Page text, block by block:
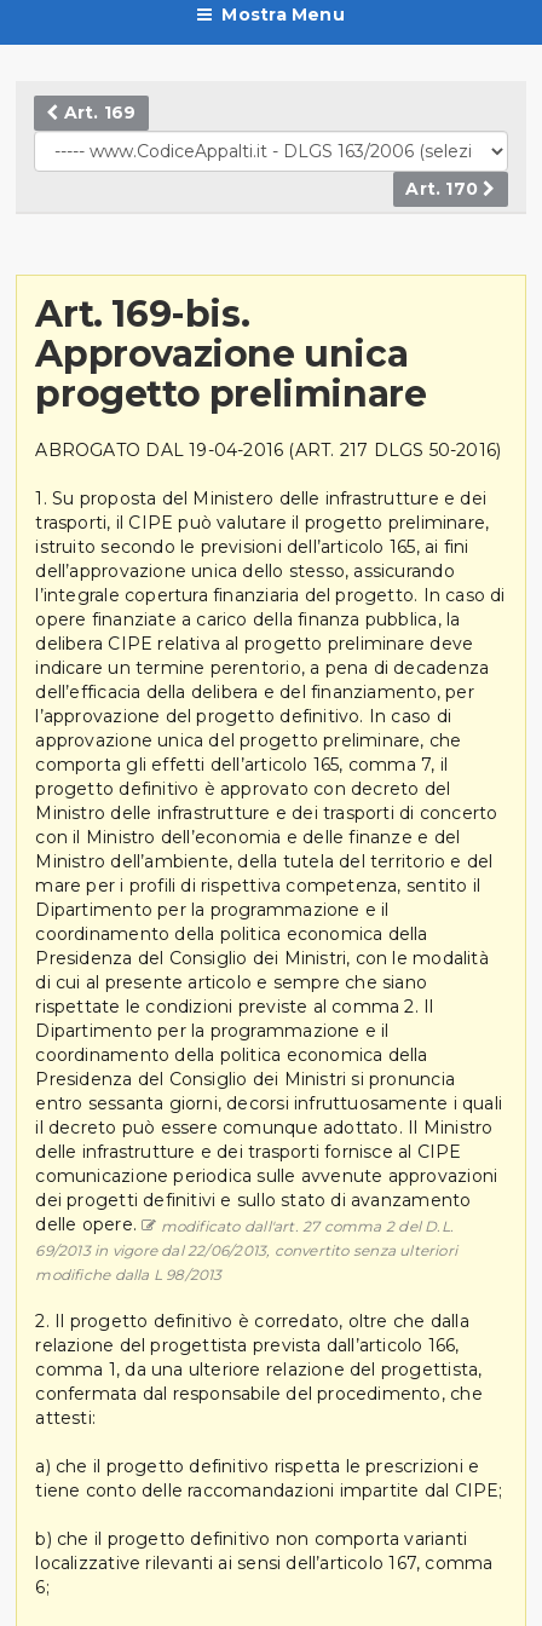
Mostra Menu
Art. 169
Art. 170
Art. 169-bis.
Approvazione unica
progetto preliminare
ABROGATO DAL 19-04-2016 (ART. 217 DLGS 50-2016)
1. Su proposta del Ministero delle infrastrutture e dei
trasporti, il CIPE può valutare il progetto preliminare,
istruito secondo le previsioni dell’articolo 165, ai fini
dell’approvazione unica dello stesso, assicurando
l’integrale copertura finanziaria del progetto. In caso di
opere finanziate a carico della finanza pubblica, la
delibera CIPE relativa al progetto preliminare deve
indicare un termine perentorio, a pena di decadenza
dell’efficacia della delibera e del finanziamento, per
l’approvazione del progetto definitivo. In caso di
approvazione unica del progetto preliminare, che
comporta gli effetti dell’articolo 165, comma 7, il
progetto definitivo è approvato con decreto del
Ministro delle infrastrutture e dei trasporti di concerto
con il Ministro dell’economia e delle finanze e del
Ministro dell’ambiente, della tutela del territorio e del
mare per i profili di rispettiva competenza, sentito il
Dipartimento per la programmazione e il
coordinamento della politica economica della
Presidenza del Consiglio dei Ministri, con le modalità
di cui al presente articolo e sempre che siano
rispettate le condizioni previste al comma 2. Il
Dipartimento per la programmazione e il
coordinamento della politica economica della
Presidenza del Consiglio dei Ministri si pronuncia
entro sessanta giorni, decorsi infruttuosamente i quali
il decreto può essere comunque adottato. Il Ministro
delle infrastrutture e dei trasporti fornisce al CIPE
comunicazione periodica sulle avvenute approvazioni
dei progetti definitivi e sullo stato di avanzamento
delle opere.
modificato dall'art. 27 comma 2 del D.L.
69/2013 in vigore dal 22/06/2013, convertito senza ulteriori
modifiche dalla L 98/2013
2. Il progetto definitivo è corredato, oltre che dalla
relazione del progettista prevista dall’articolo 166,
comma 1, da una ulteriore relazione del progettista,
confermata dal responsabile del procedimento, che
attesti:
a) che il progetto definitivo rispetta le prescrizioni e
tiene conto delle raccomandazioni impartite dal CIPE;
b) che il progetto definitivo non comporta varianti
localizzative rilevanti ai sensi dell’articolo 167, comma
6;